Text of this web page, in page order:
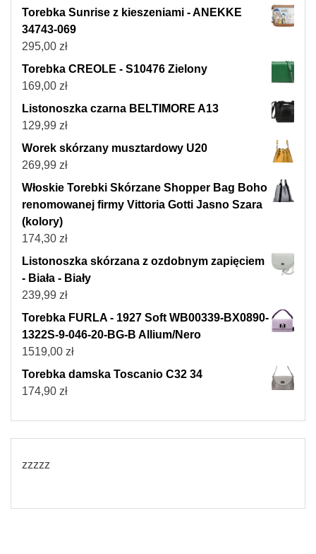
Torebka Sunrise z kieszeniami - ANEKKE
34743-069
295,00 zł
Torebka CREOLE - S10476 Zielony
169,00 zł
Listonoszka czarna BELTIMORE A13
129,99 zł
Worek skórzany musztardowy U20
269,99 zł
Włoskie Torebki Skórzane Shopper Bag Boho
renomowanej firmy Vittoria Gotti Jasno Szara
(kolory)
174,30 zł
Listonoszka skórzana z ozdobnym zapięciem
- Biała - Biały
239,99 zł
Torebka FURLA - 1927 Soft WB00339-BX0890-
1322S-9-046-20-BG-B Allium/Nero
1519,00 zł
Torebka damska Toscanio C32 34
174,90 zł
zzzzz